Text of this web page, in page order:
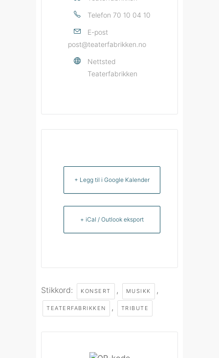
Telefon 70 10 04 10
E-post
post@teaterfabrikken.no
Nettsted
Teaterfabrikken
+ Legg til i Google Kalender
+ iCal / Outlook eksport
Stikkord: KONSERT , MUSIKK ,
TEATERFABRIKKEN , TRIBUTE